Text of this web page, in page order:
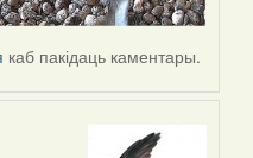
каб пакідаць каментары.